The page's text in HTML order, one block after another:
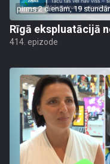
pirms 2 dienām, 19
Rīgā ekspluatācijā
414. epizode